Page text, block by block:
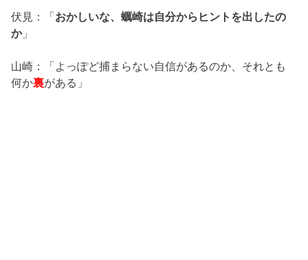
伏見：「おかしいな、蠣崎は自分からヒントを出したの
か」
山崎：「よっぽど捕まらない自信があるのか、それとも
何か裏がある」